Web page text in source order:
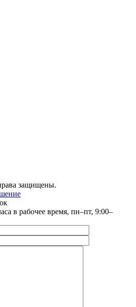
защищены.
в рабочее время, пн–пт, 9:00–